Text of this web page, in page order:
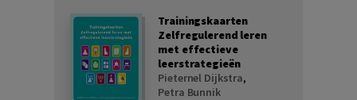
Trainingskaarten
Zelfregulerend leren
met effectieve
leerstrategieën
Pieternel Dijkstra,
Petra Bunnik